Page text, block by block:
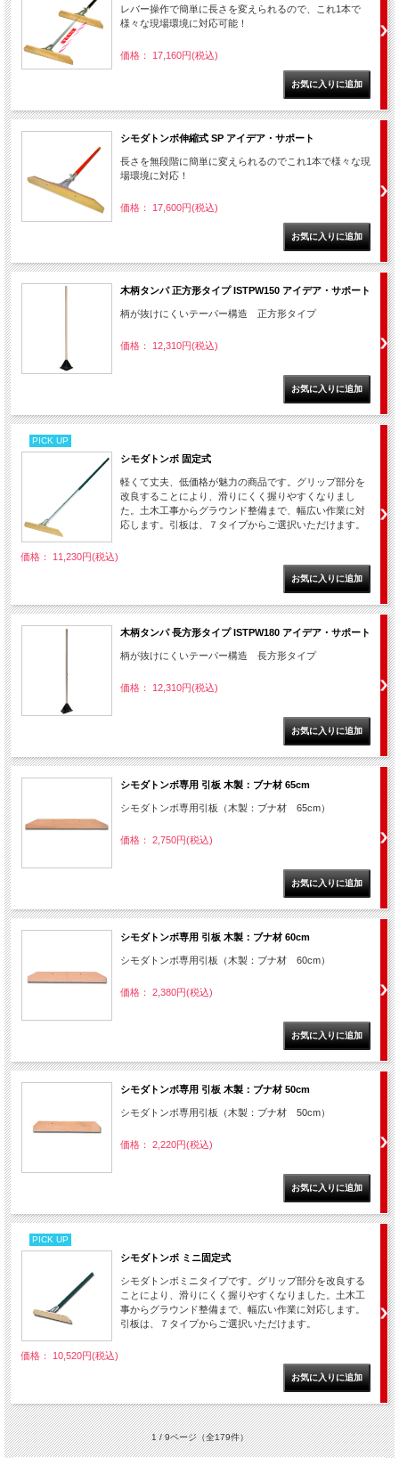
レバー操作で簡単に長さを変えられるので、これ1本で
様々な現場環境に対応可能！
価格： 17,160円(税込)
シモダトンボ伸縮式 SP アイデア・サポート
長さを無段階に簡単に変えられるのでこれ1本で様々な現
場環境に対応！
価格： 17,600円(税込)
木柄タンパ 正方形タイプ ISTPW150 アイデア・サポート
柄が抜けにくいテーパー構造 正方形タイプ
価格： 12,310円(税込)
PICK UP
シモダトンボ 固定式
軽くて丈夫、低価格が魅力の商品です。グリップ部分を
改良することにより、滑りにくく握りやすくなりまし
た。土木工事からグラウンド整備まで、幅広い作業に対
応します。引板は、７タイプからご選択いただけます。
価格： 11,230円(税込)
木柄タンパ 長方形タイプ ISTPW180 アイデア・サポート
柄が抜けにくいテーパー構造 長方形タイプ
価格： 12,310円(税込)
シモダトンボ専用 引板 木製：ブナ材 65cm
シモダトンボ専用引板（木製：ブナ材 65cm）
価格： 2,750円(税込)
シモダトンボ専用 引板 木製：ブナ材 60cm
シモダトンボ専用引板（木製：ブナ材 60cm）
価格： 2,380円(税込)
シモダトンボ専用 引板 木製：ブナ材 50cm
シモダトンボ専用引板（木製：ブナ材 50cm）
価格： 2,220円(税込)
PICK UP
シモダトンボ ミニ固定式
シモダトンボミニタイプです。グリップ部分を改良する
ことにより、滑りにくく握りやすくなりました。土木工
事からグラウンド整備まで、幅広い作業に対応します。
引板は、７タイプからご選択いただけます。
価格： 10,520円(税込)
1 / 9ページ（全179件）